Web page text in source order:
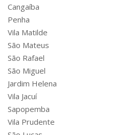
Cangaíba
Penha
Vila Matilde
São Mateus
São Rafael
São Miguel
Jardim Helena
Vila Jacuí
Sapopemba
Vila Prudente